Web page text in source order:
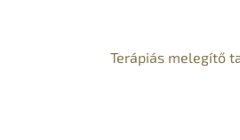
Terápiás melegítő